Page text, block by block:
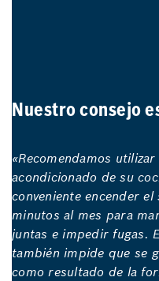
Nuestro consejo
«Recomendamos
acondicionado de su
conveniente encender
minutos al mes para
juntas e impedir fugas.
también impide que se
como resultado de la